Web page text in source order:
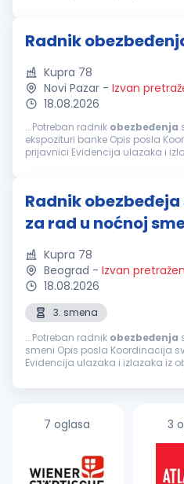
Radnik
Kupra 78
Novi Pazar - Izvan
18.08.2026
...Potreban radnik obezbeđenja
ekspozituri banke Opis posla Koordinacija svih aktivnosti na
prijavnici Evidencija ulazaka i
Radnik
za rad u noćnoj
Kupra 78
Beograd - Izvan
18.08.2026
3. smena
...Potreban radnik obezbeđenja
smeni Opis posla Koordinacija svih aktivnosti na prijavnici
Evidencija ulazaka i izlazaka iz
obilazak...
7 oglasa 3